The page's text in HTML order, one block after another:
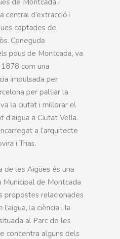
central d’extracció i
captades de
Coneguda
pous de Montcada, va
1878 com una
impulsada per
per pal·liar la
la ciutat i millorar el
d’aigua a Ciutat Vella.
a l’arquitecte
i Trias.
de les Aigües és una
de Montcada
propostes relacionades
la ciència i la
al Parc de les
concentra alguns dels